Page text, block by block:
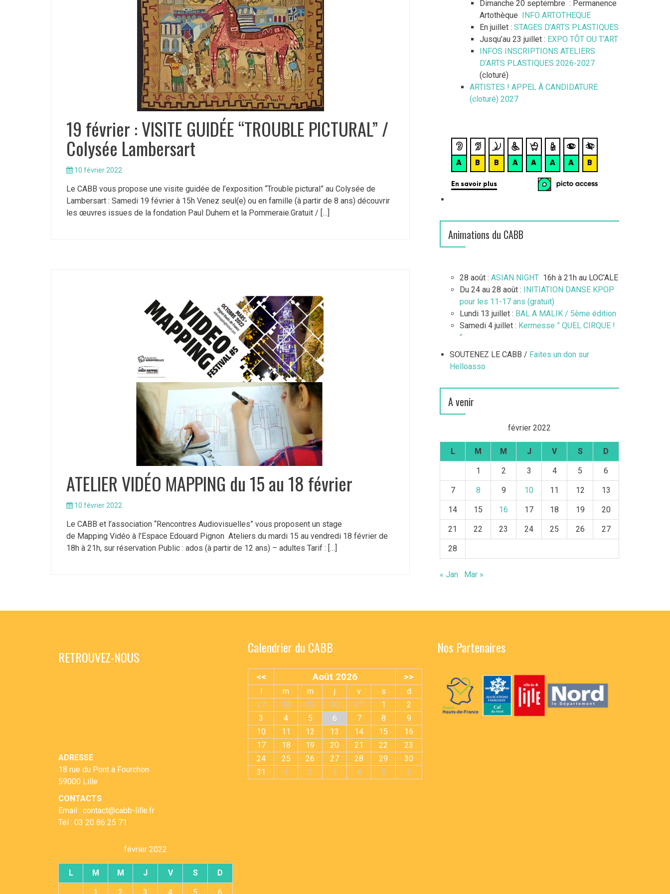
19 février : VISITE GUIDÉE “TROUBLE PICTURAL” /
Colysée Lambersart
10 février 2022
Le CABB vous propose une visite guidée de l’exposition “Trouble pictural” au Colysée de
Lambersart : Samedi 19 février à 15h Venez seul(e) ou en famille (à partir de 8 ans) découvrir
les œuvres issues de la fondation Paul Duhem et la Pommeraie.Gratuit / […]
ATELIER VIDÉO MAPPING du 15 au 18 février
10 février 2022
Le CABB et l’association “Rencontres Audiovisuelles” vous proposent un stage
de Mapping Vidéo à l’Espace Edouard Pignon Ateliers du mardi 15 au vendredi 18 février de
18h à 21h, sur réservation Public : ados (à partir de 12 ans) – adultes Tarif : […]
Dimanche 20 septembre : Permanence
Artothèque INFO ARTOTHEQUE
En juillet : STAGES D’ARTS PLASTIQUES
Jusqu’au 23 juillet : EXPO TÔT OU T’ART
INFOS INSCRIPTIONS ATELIERS
D’ARTS PLASTIQUES 2026-2027
(cloturé)
ARTISTES ! APPEL À CANDIDATURE
(cloturé) 2027
Animations du CABB
28 août : ASIAN NIGHT 16h à 21h au LOC’ALE
Du 24 au 28 août : INITIATION DANSE KPOP
pour les 11-17 ans (gratuit)
Lundi 13 juillet : BAL A MALIK / 5ème édition
Samedi 4 juillet : Kermesse ” QUEL CIRQUE !
“
SOUTENEZ LE CABB / Faites un don sur
Helloasso
A venir
février 2022
L M M J V S D
1 2 3 4 5 6
7 8 9 10 11 12 13
14 15 16 17 18 19 20
21 22 23 24 25 26 27
28
« Jan Mar »
RETROUVEZ-NOUS
ADRESSE
18 rue du Pont à Fourchon
59000 Lille
CONTACTS
Email : contact@cabb-lille.fr
Tel : 03 20 86 25 71
février 2022
L M M J V S D
Calendrier du CABB
<< Août 2026 >>
l m m j v s
d
27
28 29 30 31 1
2
3
4 5 6 7 8
9
10
11 12 13 14 15
16
17
18 19 20 21 22
23
24
25 26 27 28 29
30
31
1 2 3 4 5 6
Nos Partenaires